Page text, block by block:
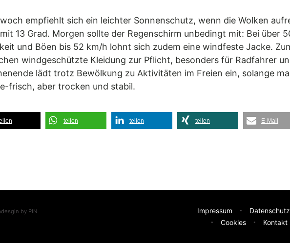
empfiehlt sich ein leichter Sonnenschutz, wenn die Wolken
13 Grad. Morgen sollte der Regenschirm unbedingt mit: Bei über
und Böen bis 52 km/h lohnt sich zudem eine windfeste Jacke.
windgeschützte Kleidung zur Pflicht, besonders für Radfahrer
lädt trotz Bewölkung zu Aktivitäten im Freien ein, solange
frisch, aber trocken und stabil.
teilen teilen teilen E-Mail
by PIN Impressum
Cookies
Kontakt